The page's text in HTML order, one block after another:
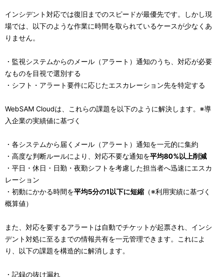
インシデント対応では復旧までのスピードが最優先です。しかし現
場では、以下のような作業に時間を取られているケースが少なくあ
りません。
・監視システムからのメール（アラート）通知のうち、対応が必要
なものを目視で選別する
・シフト・アラート要件に応じたエスカレーション先を特定する
WebSAM Cloudは、これらの課題を以下のように解決します。※導
入企業の実績値に基づく
・各システムから届くメール（アラート）通知を一元的に集約
・高度な判断ルールにより、対応不要な通知を平均80%以上削減
・平日・休日・日勤・夜勤シフトを考慮した担当者へ迅速にエスカ
レーション
・初動にかかる時間を平均5分の1以下に短縮 （※利用実績に基づく
概算値）
また、対応を要するアラートは自動でチケットが起票され、インシ
デント対処に至るまでの情報共有を一元管理できます。これによ
り、以下の課題を構造的に解消します。
・記録の抜け漏れ